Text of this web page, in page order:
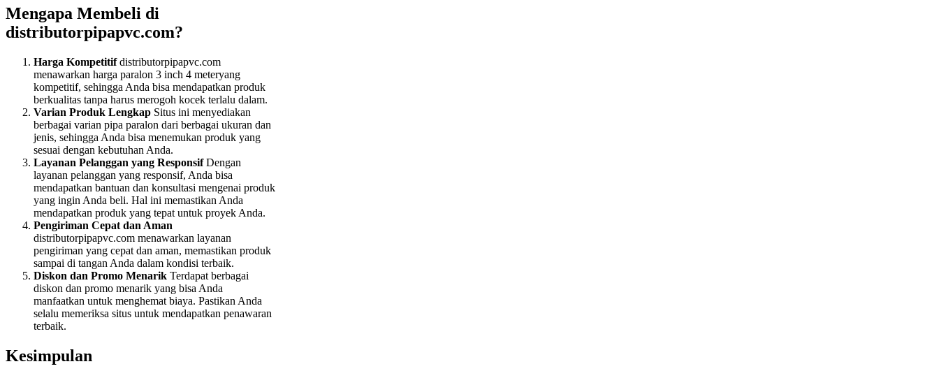
Mengapa Membeli di
distributorpipapvc.com?
Harga Kompetitifdistributorpipapvc.com
menawarkan harga paralon 3 inch 4 meteryang
kompetitif, sehingga Anda bisa mendapatkan produk
berkualitas tanpa harus merogoh kocek terlalu dalam.
Varian Produk Lengkap Situs ini menyediakan
berbagai varian pipa paralon dari berbagai ukuran dan
jenis, sehingga Anda bisa menemukan produk yang
sesuai dengan kebutuhan Anda.
Layanan Pelanggan yang ResponsifDengan
layanan pelanggan yang responsif, Anda bisa
mendapatkan bantuan dan konsultasi mengenai produk
yang ingin Anda beli. Hal ini memastikan Anda
mendapatkan produk yang tepat untuk proyek Anda.
Pengiriman Cepat dan Aman
distributorpipapvc.com menawarkan layanan
pengiriman yang cepat dan aman, memastikan produk
sampai di tangan Anda dalam kondisi terbaik.
Diskon dan Promo Menarik Terdapat berbagai
diskon dan promo menarik yang bisa Anda
manfaatkan untuk menghemat biaya. Pastikan Anda
selalu memeriksa situs untuk mendapatkan penawaran
terbaik.
Kesimpulan